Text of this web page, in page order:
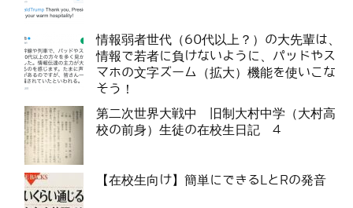
情報弱者世代（60代以上？）の大先輩は、
情報で若者に負けないように、パッドやス
マホの文字ズーム（拡大）機能を使いこな
そう！
第二次世界大戦中 旧制大村中学（大村高
校の前身）生徒の在校生日記 4
【在校生向け】簡単にできるLとRの発音